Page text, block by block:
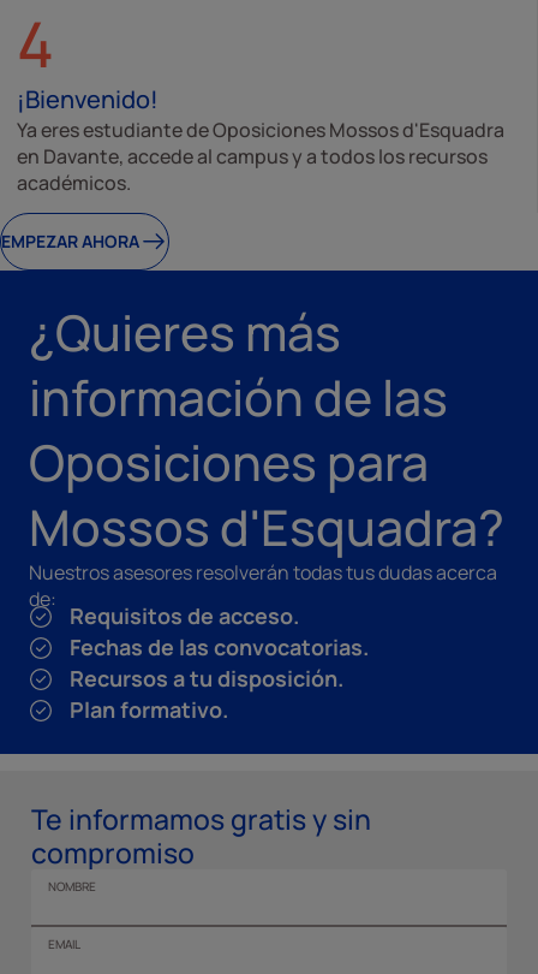
4
¡Bienvenido!
Ya eres estudiante de Oposiciones Mossos d'Esquadra
en Davante, accede al campus y a todos los recursos
académicos.
EMPEZAR AHORA
¿Quieres más
información de las
Oposiciones para
Mossos d'Esquadra?
Nuestros asesores resolverán todas tus dudas acerca
de:
Requisitos de acceso.
Fechas de las convocatorias.
Recursos a tu disposición.
Plan formativo.
Te informamos gratis y sin
compromiso
NOMBRE
EMAIL